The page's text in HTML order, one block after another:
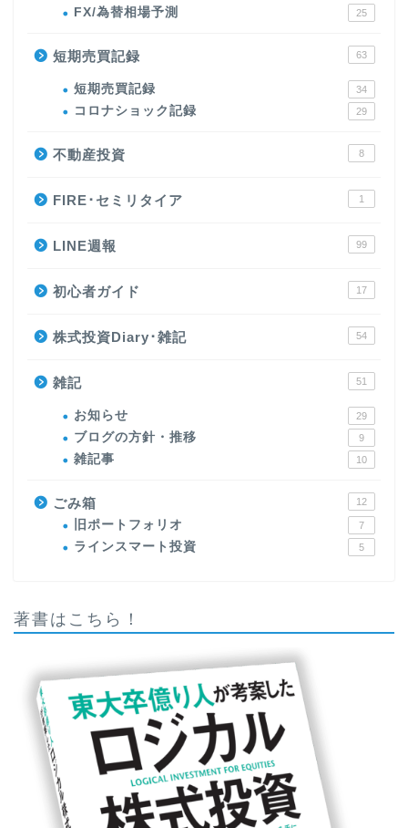
FX/為替相場予測 25
短期売買記録 63
短期売買記録 34
コロナショック記録 29
不動産投資 8
FIRE･セミリタイア 1
LINE週報 99
初心者ガイド 17
株式投資Diary･雑記 54
雑記 51
お知らせ 29
ブログの方針・推移 9
雑記事 10
ごみ箱 12
旧ポートフォリオ 7
ラインスマート投資 5
著書はこちら！